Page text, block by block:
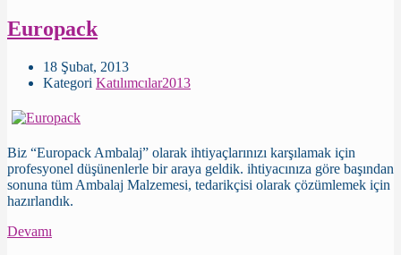
Europack
18 Şubat, 2013
Kategori Katılımcılar2013
Biz “Europack Ambalaj” olarak ihtiyaçlarınızı karşılamak için
profesyonel düşünenlerle bir araya geldik. ihtiyacınıza göre başından
sonuna tüm Ambalaj Malzemesi, tedarikçisi olarak çözümlemek için
hazırlandık.
Devamı